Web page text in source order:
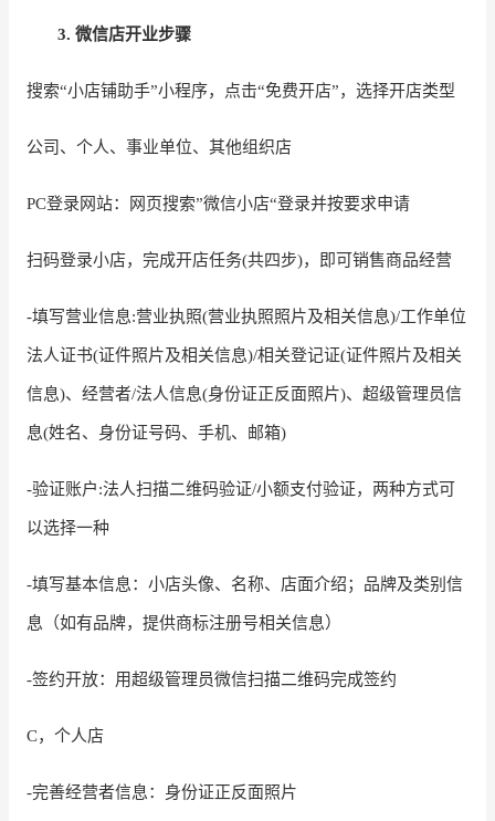
3. 微信店开业步骤
搜索“小店铺助手”小程序，点击“免费开店”，选择开店类型
公司、个人、事业单位、其他组织店
PC登录网站：网页搜索”微信小店“登录并按要求申请
扫码登录小店，完成开店任务(共四步)，即可销售商品经营
-填写营业信息:营业执照(营业执照照片及相关信息)/工作单位
法人证书(证件照片及相关信息)/相关登记证(证件照片及相关
信息)、经营者/法人信息(身份证正反面照片)、超级管理员信
息(姓名、身份证号码、手机、邮箱)
-验证账户:法人扫描二维码验证/小额支付验证，两种方式可
以选择一种
-填写基本信息：小店头像、名称、店面介绍；品牌及类别信
息（如有品牌，提供商标注册号相关信息）
-签约开放：用超级管理员微信扫描二维码完成签约
C，个人店
-完善经营者信息：身份证正反面照片